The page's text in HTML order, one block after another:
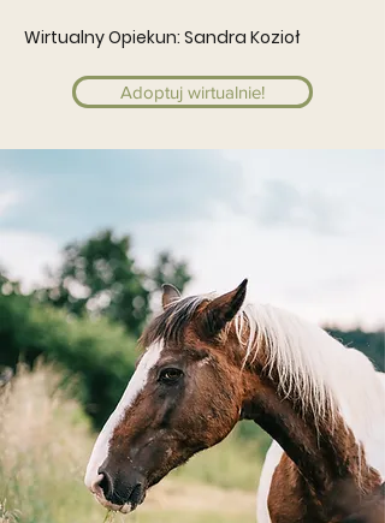
Wirtualny Opiekun: Sandra Kozioł
Adoptuj wirtualnie!